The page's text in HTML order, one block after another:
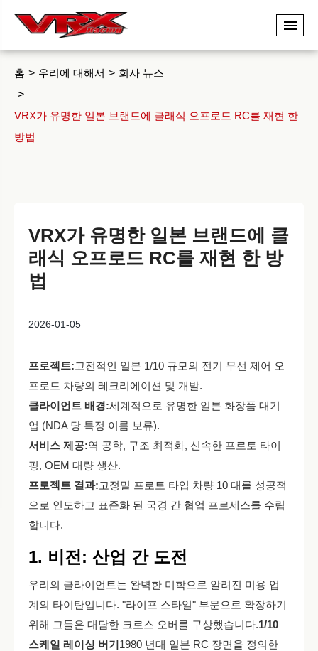
홈 우리에 대해서 회사 뉴스
VRX가 유명한 일본 브랜드에 클래식 오프로드 RC를 재현 한
방법
VRX가 유명한 일본 브랜드에 클
래식 오프로드 RC를 재현 한 방
법
2026-01-05
프로젝트:고전적인 일본 1/10 규모의 전기 무선 제어 오
프로드 차량의 레크리에이션 및 개발.
클라이언트 배경:세계적으로 유명한 일본 화장품 대기
업 (NDA 당 특정 이름 보류).
서비스 제공:역 공학, 구조 최적화, 신속한 프로토 타이
핑, OEM 대량 생산.
프로젝트 결과:고정밀 프로토 타입 차량 10 대를 성공적
으로 인도하고 표준화 된 국경 간 협업 프로세스를 수립
합니다.
1. 비전: 산업 간 도전
우리의 클라이언트는 완벽한 미학으로 알려진 미용 업
계의 타이탄입니다. "라이프 스타일" 부문으로 확장하기
위해 그들은 대담한 크로스 오버를 구상했습니다.1/10
스케일 레이싱 버기1980 년대 일본 RC 장면을 정의한